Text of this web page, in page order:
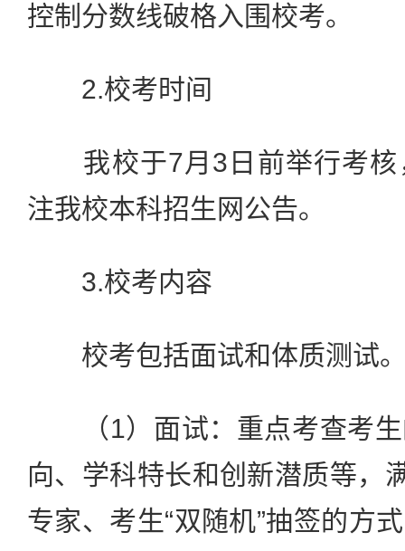
控制分数线破格入围校考。
2.校考时间
我校于7月3日前举行考核
注我校本科招生网公告。
3.校考内容
校考包括面试和体质测试。
（1）面试：重点考查考生
向、学科特长和创新潜质等，
专家、考生“双随机”抽签的方